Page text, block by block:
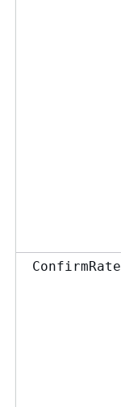
ConfirmRate